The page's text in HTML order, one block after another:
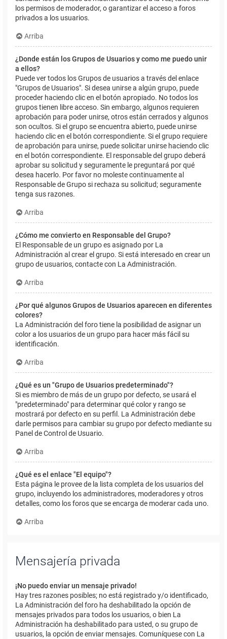
los permisos de moderador, o garantizar el acceso a foros
privados a los usuarios.
Arriba
¿Donde están los Grupos de Usuarios y como me puedo unir
a ellos?
Puede ver todos los Grupos de usuarios a través del enlace
"Grupos de Usuarios". Si desea unirse a algún grupo, puede
proceder haciendo clic en el botón apropiado. No todos los
grupos tienen libre acceso. Sin embargo, algunos requieren
aprobación para poder unirse, otros están cerrados y algunos
son ocultos. Si el grupo se encuentra abierto, puede unirse
haciendo clic en el botón correspondiente. Si el grupo requiere
de aprobación para unirse, puede solicitar unirse haciendo clic
en el botón correspondiente. El responsable del grupo deberá
aprobar su solicitud y seguramente le preguntará por qué
desea hacerlo. Por favor no moleste continuamente al
Responsable de Grupo si rechaza su solicitud; seguramente
tenga sus razones.
Arriba
¿Cómo me convierto en Responsable del Grupo?
El Responsable de un grupo es asignado por La
Administración al crear el grupo. Si está interesado en crear un
grupo de usuarios, contacte con La Administración.
Arriba
¿Por qué algunos Grupos de Usuarios aparecen en diferentes
colores?
La Administración del foro tiene la posibilidad de asignar un
color a los usuarios de un grupo para hacer más fácil su
identificación.
Arriba
¿Qué es un "Grupo de Usuarios predeterminado"?
Si es miembro de más de un grupo por defecto, se usará el
"predeterminado" para determinar qué color y rango se
mostrará por defecto en su perfil. La Administración debe
darle permisos para cambiar su grupo por defecto mediante su
Panel de Control de Usuario.
Arriba
¿Qué es el enlace "El equipo"?
Esta página le provee de la lista completa de los usuarios del
grupo, incluyendo los administradores, moderadores y otros
detalles, como los foros que se encarga de moderar cada uno.
Arriba
Mensajería privada
¡No puedo enviar un mensaje privado!
Hay tres razones posibles; no está registrado y/o identificado,
La Administración del foro ha deshabilitado la opción de
mensajes privados para todos los usuarios, o bien La
Administración ha deshabilitado para usted, o su grupo de
usuarios, la opción de enviar mensajes. Comuníquese con La